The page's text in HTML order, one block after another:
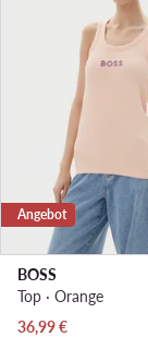
Angebot
BOSS
Top · Orange
Aktueller Preis
36,99€